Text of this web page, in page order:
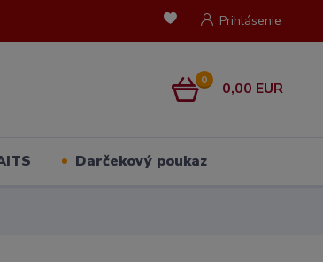
Prihlásenie
0 0,00 EUR
Darčekový poukaz